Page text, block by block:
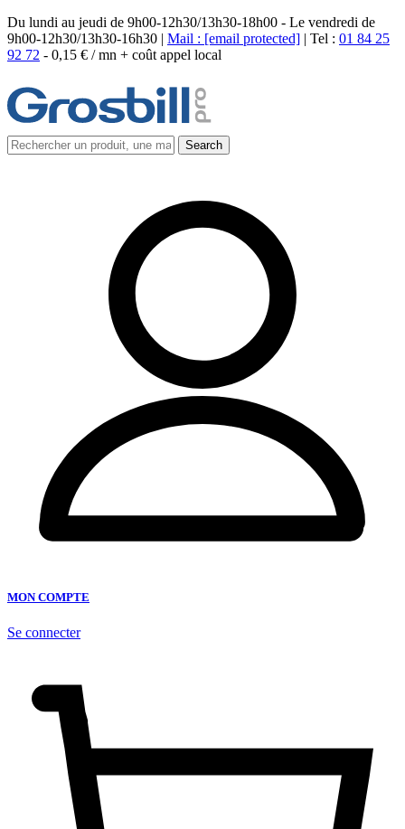
Du lundi au jeudi de 9h00-12h30/13h30-18h00 - Le vendredi de
9h00-12h30/13h30-16h30 | Mail : [email protected] | Tel : 01 84 25
92 72 - 0,15 € / mn + coût appel local
MON COMPTE
Se connecter